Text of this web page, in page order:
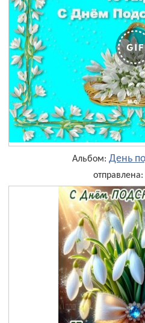
Альбом: День
отправлена: